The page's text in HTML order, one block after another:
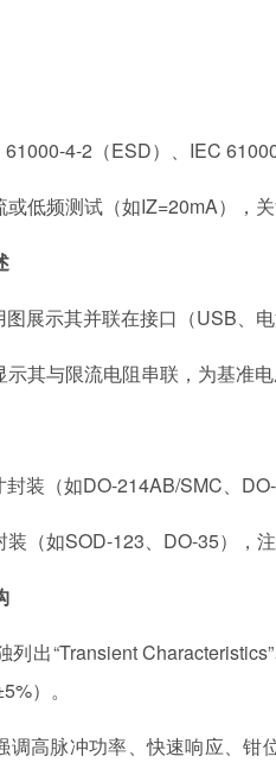
4-2（ESD）、IEC
低频测试（如IZ=20mA），关
展示其并联在接口（USB、
其与限流电阻串联，为基准电
装（如DO-214AB/SMC、
（如SOD-123、DO-35），
列出“Transient
）。
调高脉冲功率、快速响应、钳